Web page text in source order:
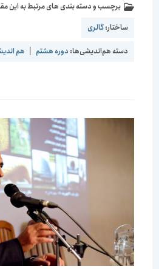
برچسب و دسته بندی های مرتبط به این مقاله:
ساختار:گالری
دسته هم‌اندیشی‌ها:دوره هشتم | هم